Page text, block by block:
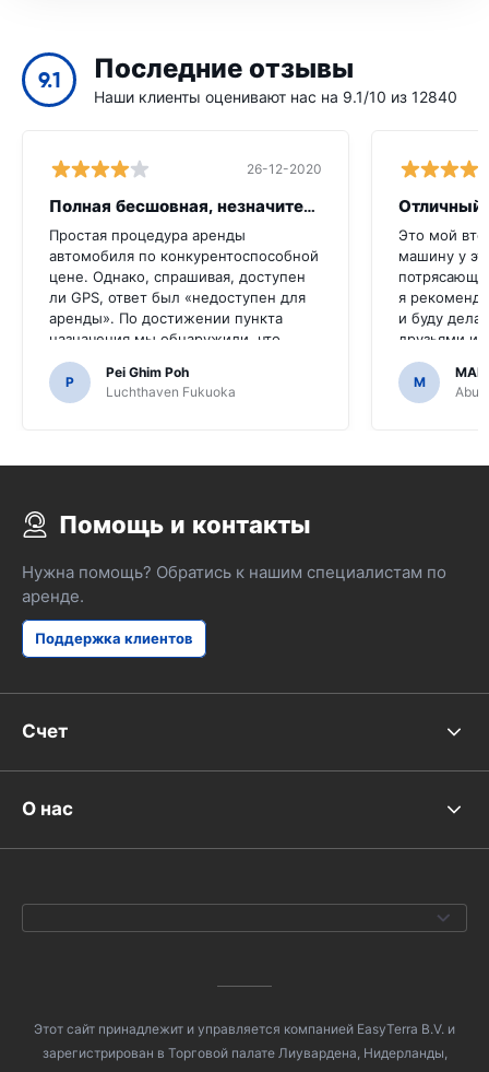
9.1 Последние отзывы
Наши клиенты оценивают нас на 9.1/10 из 12840
26-12-2020
Полная бесшовная, незначительная икот
Простая процедура аренды
автомобиля по конкурентоспособной
цене. Однако, спрашивая, доступен
ли GPS, ответ был «недоступен для
аренды». По достижении пункта
назначения мы обнаружили, что
автомобиль оснащен GPS.Было бы
ужасно, если бы мы решили купить
GPS, поскольку нужно было
P
Pei Ghim Poh
Luchthaven Fukuoka
Отличный
Это мой
машину у
я
и буду
друзьями и
сделали
M
Abu
Помощь и контакты
Нужна помощь? Обратись к нашим специалистам по
аренде.
Поддержка клиентов
Счет
О нас
Этот сайт принадлежит и управляется компанией EasyTerra B.V. и
зарегистрирован в Торговой палате Лиувардена, Нидерланды,